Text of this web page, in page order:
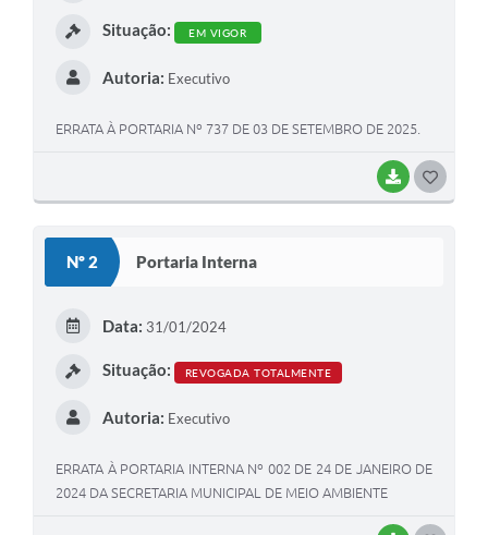
BAIXAR
Situação: EM VIGOR
Autoria: Executivo
ERRATA À PORTARIA Nº 737 DE 03 DE SETEMBRO DE 2025.
Nº 2 Portaria Interna
Data: 31/01/2024
Situação: REVOGADA TOTALMENTE
Autoria: Executivo
ERRATA À PORTARIA INTERNA Nº 002 DE 24 DE JANEIRO DE
2024 DA SECRETARIA MUNICIPAL DE MEIO AMBIENTE